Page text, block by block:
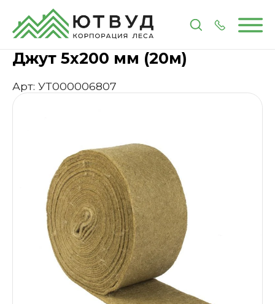
ГлавнаяКаталогИзоляционные материалы
Джут 5х200 мм (20м)
Арт: УТ000006807